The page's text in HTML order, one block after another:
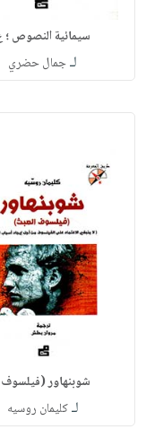
سيمائية النصوص ؛
لـجمال حضري
شوبنهاور (فيلسوف
لـكليمان روسيه